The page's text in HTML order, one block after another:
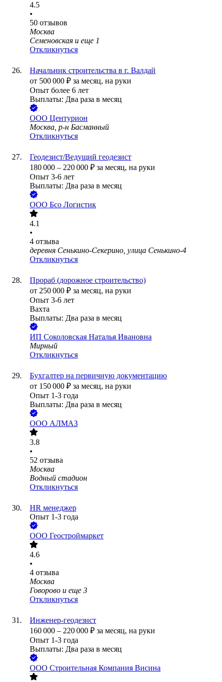
4.5
•
50 отзывов
Москва
Семеновская и еще 1
Откликнуться
Начальник строительства в г. Валдай
от 500 000 ₽ за месяц, на руки
Опыт более 6 лет
Выплаты: Два раза в месяц
ООО Центурион
Москва, р-н Басманный
Откликнуться
Геодезист/Ведущий геодезист
180 000 – 220 000 ₽ за месяц, на руки
Опыт 3-6 лет
Выплаты: Два раза в месяц
ООО Бсо Логистик
4.1
•
4 отзыва
деревня Сенькино-Секерино, улица Сенькино-4
Откликнуться
Прораб (дорожное строительство)
от 250 000 ₽ за месяц, на руки
Опыт 3-6 лет
Вахта
Выплаты: Два раза в месяц
ИП Соколовская Наталья Ивановна
Мирный
Откликнуться
Бухгалтер на первичную документацию
от 150 000 ₽ за месяц, на руки
Опыт 1-3 года
Выплаты: Два раза в месяц
ООО АЛМАЗ
3.8
•
52 отзыва
Москва
Водный стадион
Откликнуться
HR менеджер
Опыт 1-3 года
ООО Геостроймаркет
4.6
•
4 отзыва
Москва
Говорово и еще 3
Откликнуться
Инженер-геодезист
160 000 – 220 000 ₽ за месяц, на руки
Опыт 1-3 года
Выплаты: Два раза в месяц
ООО Строительная Компания Висина